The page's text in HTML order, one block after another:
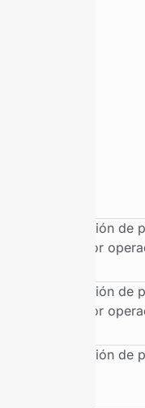
Producción de
diaria por
Producción de
diaria por
Producción de